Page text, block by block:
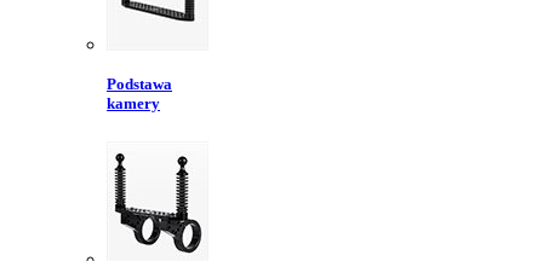
Podstawa
kamery